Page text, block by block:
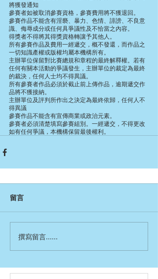
將獲發通知
參賽者如被取消參賽資格，參賽費用將不獲退回。
參賽作品不能含有淫褻、暴力、色情、誹謗、不良意
識、侮辱成分或任何具爭議性及不恰當之內容。
得獎者不得將其得獎資格轉讓予其他人。
所有參賽作品及費用一經遞交，概不發還，而作品之
一切知識產權或版權均屬本機構所有。
主辦單位保留對比賽總規和章程的最終解釋權。若有
任何有關本活動的爭議發生，主辦單位的裁定為最終
的裁決，任何人士均不得異議。
所有參賽者作品必須於截止前上傳作品，逾期遞交作
品將不獲接納。
主辦單位及評判所作出之決定為最終依歸，任何人不
得異議
參賽作品不能含有宣傳商業或政治元素。
參賽者必須清楚填寫參賽組別。一經遞交，不得更改
如有任何爭議，本機構保留最後權利。
留言
撰寫留言......